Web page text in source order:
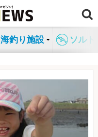
海釣り施設 ソル